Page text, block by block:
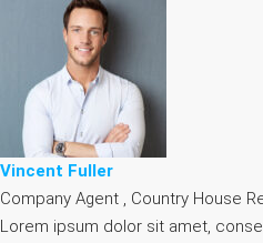
Vincent Fuller
Company Agent , Country House
Lorem ipsum dolor sit amet,